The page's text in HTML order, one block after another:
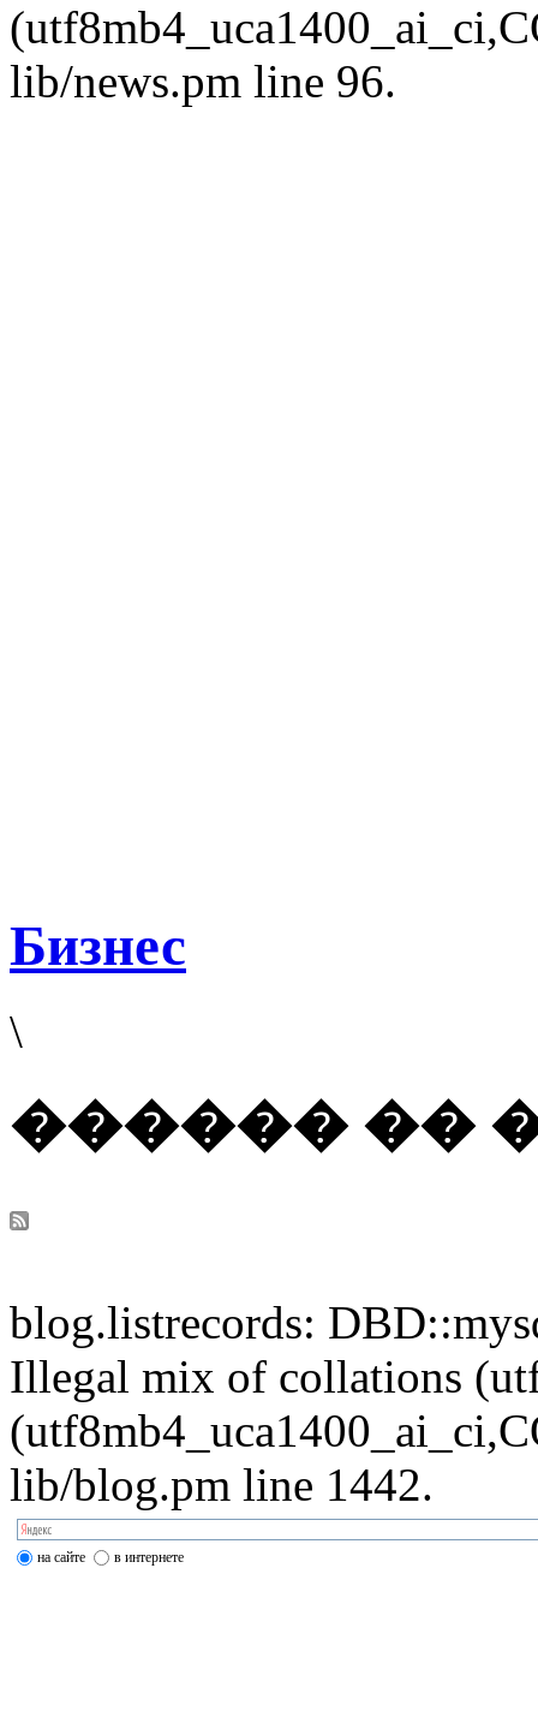
lib/news.pm line 96.
Бизнес
\
������ ��
blog.listrecords:
Illegal mix of collations
lib/blog.pm line 1442.
на сайте в интернете